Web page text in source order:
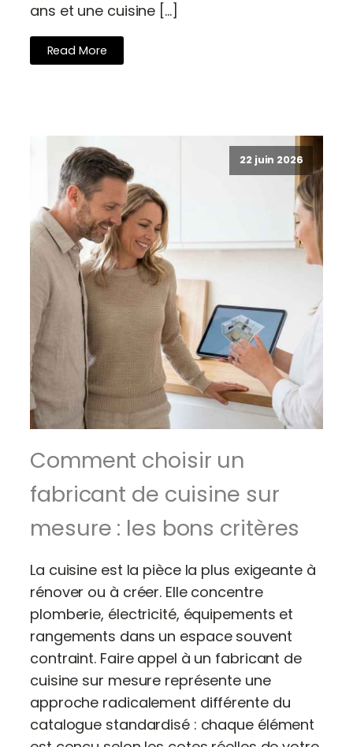
ans et une cuisine […]
Read More
22 juin 2026
Comment choisir un
fabricant de cuisine sur
mesure : les bons critères
La cuisine est la pièce la plus exigeante à
rénover ou à créer. Elle concentre
plomberie, électricité, équipements et
rangements dans un espace souvent
contraint. Faire appel à un fabricant de
cuisine sur mesure représente une
approche radicalement différente du
catalogue standardisé : chaque élément